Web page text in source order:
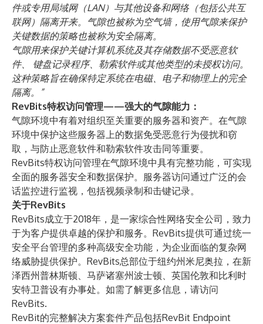
件或专用局域网（LAN）与其他设备和网络（包括公共互
联网）隔离开来。气隙也被称为空气墙，使用气隙来保护
关键数据的策略也被称为安全隔离。
气隙用来保护关键计算机系统及其存储数据不受恶意软
件、 键盘记录程序、勒索软件或其他类型的未授权访问。
这种策略旨在确保特定系统在电磁、电子和物理上的完全
隔离。”
RevBits特权访问管理——强大的气隙能力：
气隙环境中有着对组织至关重要的服务器和资产。在气隙
环境中保护这些服务器上的数据免受恶意行为侵扰和窃
取，与防止恶意软件和勒索软件攻击同等重要。
RevBits特权访问管理在气隙环境中具有完整功能，可实现
全面的服务器安全和数据保护。服务器访问通过广泛的会
话监控进行监视，包括视频录制和击键记录。
关于RevBits
RevBits成立于2018年，是一家综合性网络安全公司，致力
于为客户提供卓越的保护和服务。RevBits提供可通过统一
安全平台管理的多种高级安全功能，为企业面临的复杂网
络威胁提供保护。RevBits总部位于纽约州米尼奥拉，在新
泽西州普林斯顿、马萨诸塞州波士顿、英国伦敦和比利时
安特卫普设有办事处。如需了解更多信息，请访问
RevBits.
RevBit的完整解决方案套件产品包括RevBit Endpoint